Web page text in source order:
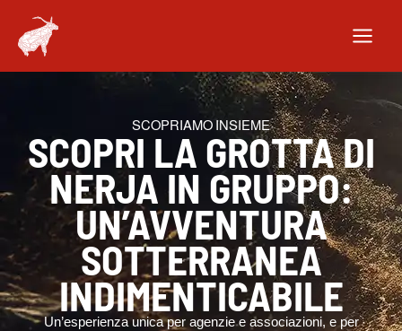
contenuto
SCOPRIAMO INSIEME
SCOPRI LA GROTTA DI
NERJA IN GRUPPO:
UN’AVVENTURA
SOTTERRANEA
INDIMENTICABILE
Un’esperienza unica per agenzie e associazioni, e per